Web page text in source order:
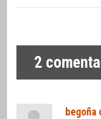
2
begoña